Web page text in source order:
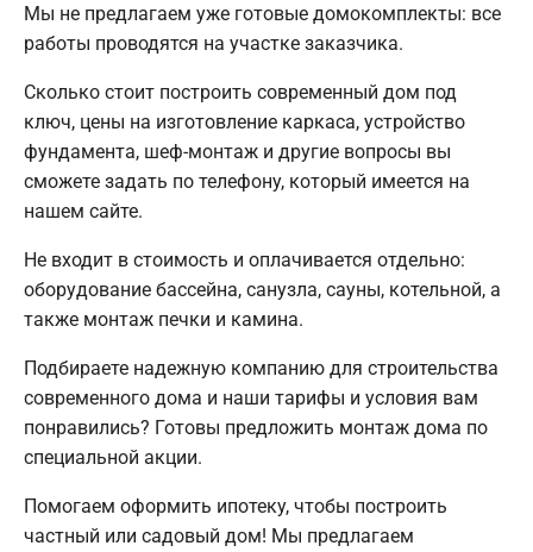
Мы не предлагаем уже готовые домокомплекты: все
работы проводятся на участке заказчика.
Сколько стоит построить современный дом под
ключ, цены на изготовление каркаса, устройство
фундамента, шеф-монтаж и другие вопросы вы
сможете задать по телефону, который имеется на
нашем сайте.
Не входит в стоимость и оплачивается отдельно:
оборудование бассейна, санузла, сауны, котельной, а
также монтаж печки и камина.
Подбираете надежную компанию для строительства
современного дома и наши тарифы и условия вам
понравились? Готовы предложить монтаж дома по
специальной акции.
Помогаем оформить ипотеку, чтобы построить
частный или садовый дом! Мы предлагаем